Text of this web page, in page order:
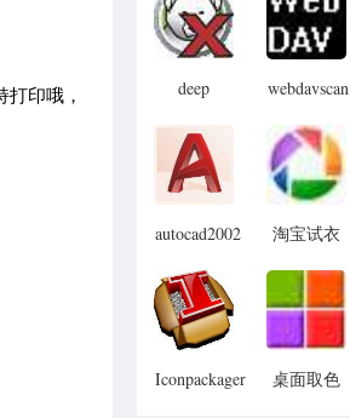
印哦，
deep
password
remover(冰
点还原密
码清除器)
webdavscan
(web漏洞
扫描软件)
autocad2002
淘宝试衣
Iconpackager
桌面取色